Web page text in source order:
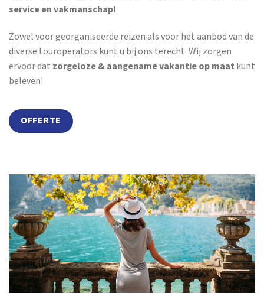
service en vakmanschap!
Zowel voor georganiseerde reizen als voor het aanbod van de
diverse touroperators kunt u bij ons terecht. Wij zorgen
ervoor dat zorgeloze & aangename vakantie op maat kunt
beleven!
OFFERTE